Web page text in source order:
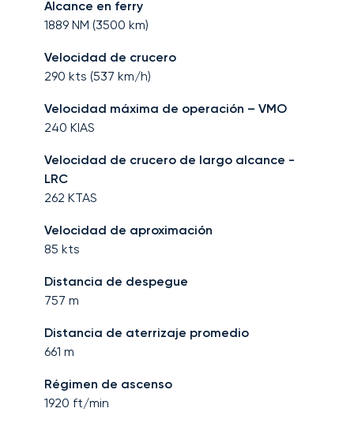
Alcance en ferry
1889 NM (3500 km)
Velocidad de crucero
290 kts (537 km/h)
Velocidad máxima de operación – VMO
240 KIAS
Velocidad de crucero de largo alcance -
LRC
262 KTAS
Velocidad de aproximación
85 kts
Distancia de despegue
757 m
Distancia de aterrizaje promedio
661 m
Régimen de ascenso
1920 ft/min